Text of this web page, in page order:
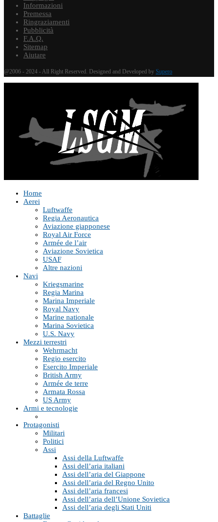
Informazioni
Premessa
Ringraziamenti
Pubblicità
F.A.Q.
Sitemap
Aiutare
@2006 - 2024 - All Right Reserved. Designed and Developed by Supero
Home
Aerei
Luftwaffe
Regia Aeronautica
Aviazione giapponese
Royal Air Force
Armée de l’air
Aviazione Sovietica
USAF
Altre nazioni
Navi
Kriegsmarine
Regia Marina
Marina Imperiale
Royal Navy
Marine nationale
Marina Sovietica
U.S. Navy
Mezzi terrestri
Wehrmacht
Regio esercito
Esercito Imperiale
British Army
Armée de terre
Armata Rossa
US Army
Armi e tecnologie
Protagonisti
Militari
Politici
Assi
Assi della Luftwaffe
Assi dell’aria italiani
Assi dell’aria del Giappone
Assi dell’aria del Regno Unito
Assi dell’aria francesi
Assi dell’aria dell’Unione Sovietica
Assi dell’aria degli Stati Uniti
Battaglie